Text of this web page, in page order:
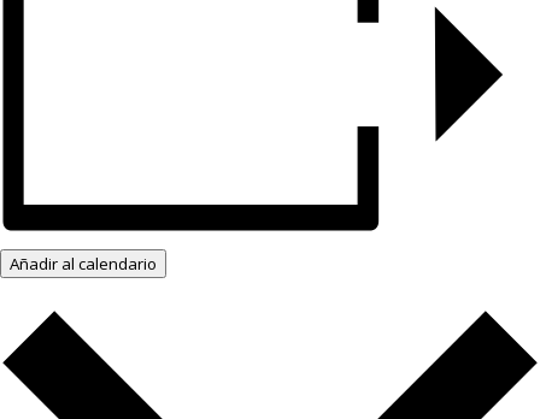
Añadir al calendario